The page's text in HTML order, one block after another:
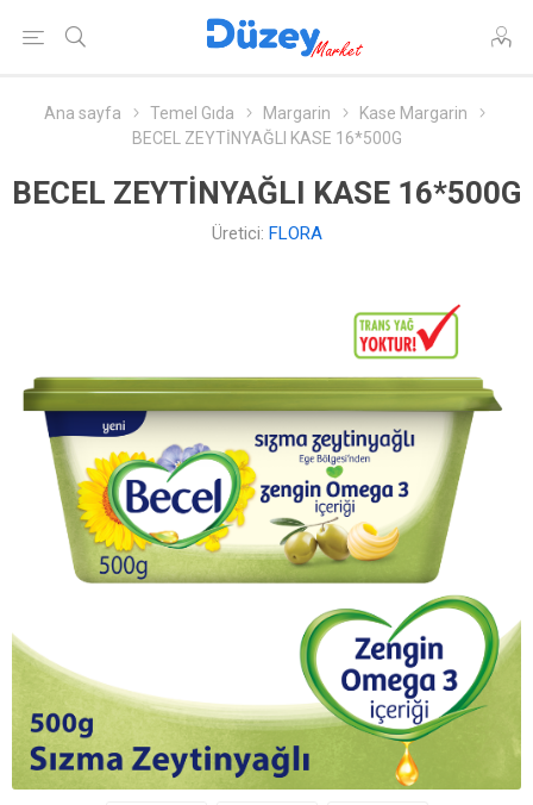
Ana sayfa Temel Gıda Margarin
Kase Margarin
BECEL ZEYTİNYAĞLI KASE 16*500G
BECEL ZEYTİNYAĞLI KASE 16*500G
Üretici: FLORA